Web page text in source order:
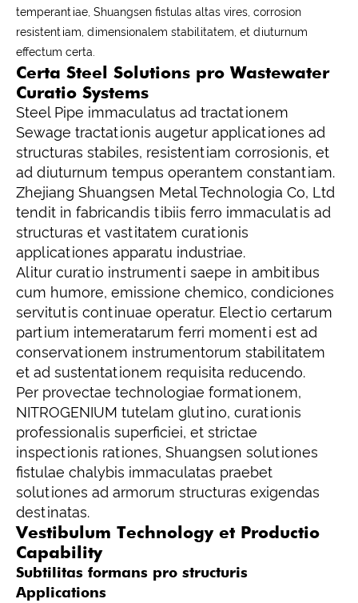
temperantiae, Shuangsen fistulas altas vires, corrosion
resistentiam, dimensionalem stabilitatem, et diuturnum
effectum certa.
Certa Steel Solutions pro Wastewater
Curatio Systems
Steel Pipe immaculatus ad tractationem
Sewage tractationis augetur applicationes ad
structuras stabiles, resistentiam corrosionis, et
ad diuturnum tempus operantem constantiam.
Zhejiang Shuangsen Metal Technologia Co, Ltd
tendit in fabricandis tibiis ferro immaculatis ad
structuras et vastitatem curationis
applicationes apparatu industriae.
Alitur curatio instrumenti saepe in ambitibus
cum humore, emissione chemico, condiciones
servitutis continuae operatur. Electio certarum
partium intemeratarum ferri momenti est ad
conservationem instrumentorum stabilitatem
et ad sustentationem requisita reducendo.
Per provectae technologiae formationem,
NITROGENIUM tutelam glutino, curationis
professionalis superficiei, et strictae
inspectionis rationes, Shuangsen solutiones
fistulae chalybis immaculatas praebet
solutiones ad armorum structuras exigendas
destinatas.
Vestibulum Technology et Productio
Capability
Subtilitas formans pro structuris
Applications